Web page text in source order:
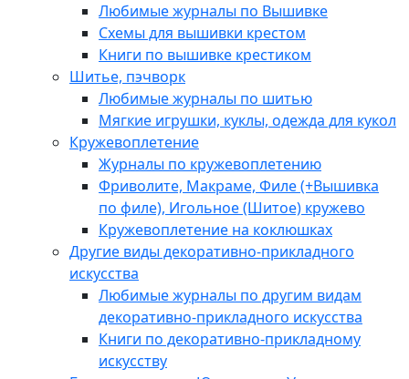
Любимые журналы по Вышивке
Схемы для вышивки крестом
Книги по вышивке крестиком
Шитье, пэчворк
Любимые журналы по шитью
Мягкие игрушки, куклы, одежда для кукол
Кружевоплетение
Журналы по кружевоплетению
Фриволите, Макраме, Филе (+Вышивка
по филе), Игольное (Шитое) кружево
Кружевоплетение на коклюшках
Другие виды декоративно-прикладного
искусства
Любимые журналы по другим видам
декоративно-прикладного искусства
Книги по декоративно-прикладному
искусству